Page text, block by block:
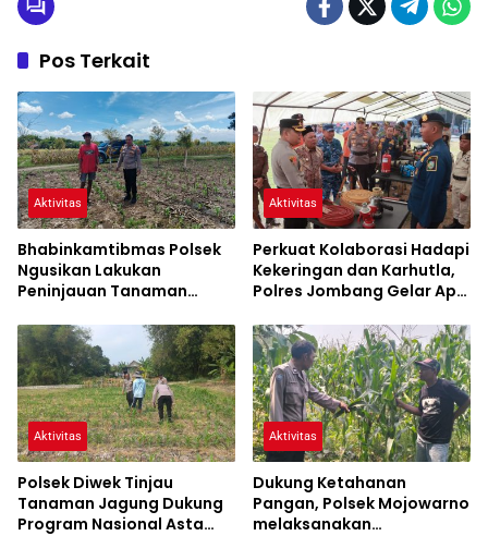
Pos Terkait
Aktivitas
Bhabinkamtibmas Polsek
Ngusikan Lakukan
Peninjauan Tanaman
Mendukung Ketahanan
Pangan
Aktivitas
Perkuat Kolaborasi Hadapi
Kekeringan dan Karhutla,
Polres Jombang Gelar Apel
Aktivitas
Polsek Diwek Tinjau
Tanaman Jagung Dukung
Program Nasional Asta
Aktivitas
Dukung Ketahanan
Pangan, Polsek Mojowarno
melaksanakan